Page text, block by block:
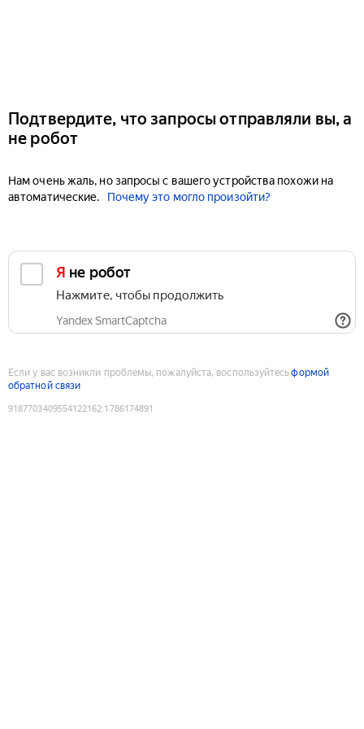
Подтвердите, что запросы отправляли вы, а
не робот
Нам очень жаль, но запросы с вашего устройства похожи на
автоматические.
Почему это могло произойти?
Я не робот
Нажмите, чтобы продолжить
Yandex SmartCaptcha
Если у вас возникли проблемы, пожалуйста, воспользуйтесьформой
обратной связи
9187703409554122162:1786174891